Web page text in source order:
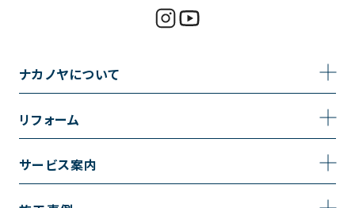
ナカノヤについて
採用情報
リフォーム
トイレのリフォーム
サービス案内
サービスの流れ